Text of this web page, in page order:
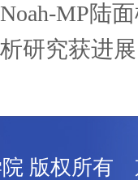
MP陆
研究获进展
院 版权所有